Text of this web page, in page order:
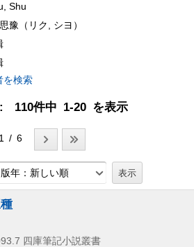
Shu
豫（リク, シヨ）
を検索
110件中 1-20 を表示
1 / 6
年：新しい順
四庫筆記小説叢書